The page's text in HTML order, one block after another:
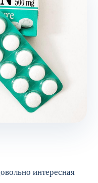
интересная